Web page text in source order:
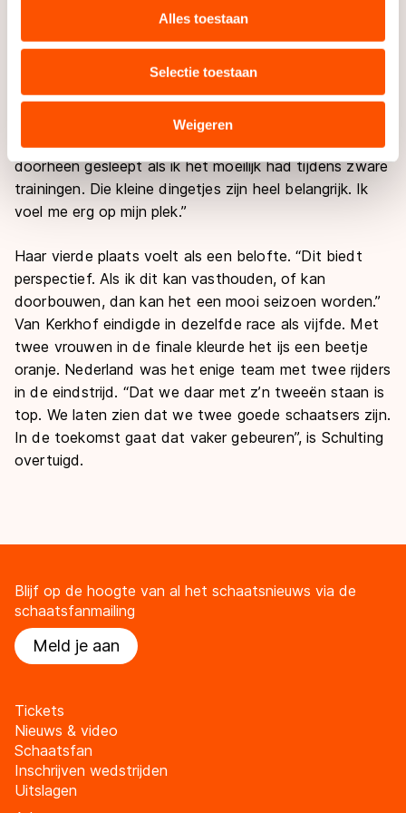
websiteverkeer te analyseren. We delen informatie over
uw gebruik van onze site met onze partners voor social
combineren met andere gegevens die u aan hen heeft
verstrekt of die zij hebben verzameld via hun services.
Sommige partners kunnen gegevens doorgeven aan
landen buiten de EU, zoals de VS, waar mogelijk geen
adequaat beschermingsniveau geldt volgens de GDPR.
Door op ‘Toestaan’ te klikken, stemt u in met deze
overdracht. Meer informatie vindt u in ons
Alles toestaan
Selectie toestaan
Weigeren
Het gevoel dat ze al een tijdje heeft, werd zaterdag
bevestigd door haar sterke optreden: dat ze deze
zomer een flinke stap heeft gezet. Schulting maakte
vanuit Jong Oranje de overstap naar de ploeg van
Otter. “Ik ben technisch beter gaan schaatsen en ben
goed opgevangen door het team. Ze hebben mij er
doorheen gesleept als ik het moeilijk had tijdens zware
trainingen. Die kleine dingetjes zijn heel belangrijk. Ik
voel me erg op mijn plek.”
Haar vierde plaats voelt als een belofte. “Dit biedt
perspectief. Als ik dit kan vasthouden, of kan
doorbouwen, dan kan het een mooi seizoen worden.”
Van Kerkhof eindigde in dezelfde race als vijfde. Met
twee vrouwen in de finale kleurde het ijs een beetje
oranje. Nederland was het enige team met twee rijders
in de eindstrijd. “Dat we daar met z’n tweeën staan is
top. We laten zien dat we twee goede schaatsers zijn.
In de toekomst gaat dat vaker gebeuren”, is Schulting
overtuigd.
Blijf op de hoogte van al het schaatsnieuws via de
schaatsfanmailing
Meld je aan
Tickets
Nieuws & video
Schaatsfan
Inschrijven wedstrijden
Uitslagen